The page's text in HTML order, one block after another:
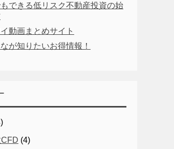
できる低リスク不動産投資の始
動画まとめサイト
が知りたいお得情報！
(4)